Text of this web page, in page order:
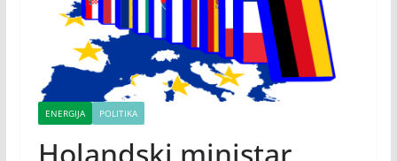
ENERGIJA POLITIKA
Holandski ministar